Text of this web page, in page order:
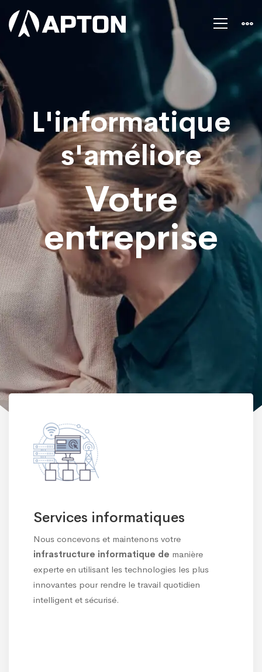
Accueil
L'informatique
s'améliore
Votre
entreprise
Sécurité
Lasécurité informatique des entreprises
un processus complexe qui ne se limite pas à la
technologie. Nous vous tenons au courant et
formons votre personnel à faire face à tout type
d'attaque.